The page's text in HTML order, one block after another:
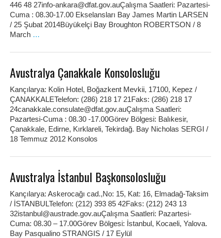
446 48 27info-ankara@dfat.gov.auÇalışma Saatleri: Pazartesi-
Cuma : 08.30-17.00 Ekselansları Bay James Martin LARSEN
/ 25 Şubat 2014Büyükelçi Bay Broughton ROBERTSON / 8
March …
Avustralya Çanakkale Konsolosluğu
Kançılarya: Kolin Hotel, Boğazkent Mevkii, 17100, Kepez /
ÇANAKKALETelefon: (286) 218 17 21Faks: (286) 218 17
24canakkale.consulate@dfat.gov.auÇalışma Saatleri:
Pazartesi-Cuma : 08.30 -17.00Görev Bölgesi: Balıkesir,
Çanakkale, Edirne, Kırklareli, Tekirdağ. Bay Nicholas SERGI /
18 Temmuz 2012 Konsolos
Avustralya İstanbul Başkonsolosluğu
Kançılarya: Askerocağı cad.,No: 15, Kat: 16, Elmadağ-Taksim
/ İSTANBULTelefon: (212) 393 85 42Faks: (212) 243 13
32istanbul@austrade.gov.auÇalışma Saatleri: Pazartesi-
Cuma: 08.30 – 17.00Görev Bölgesi: İstanbul, Kocaeli, Yalova.
Bay Pasqualino STRANGIS / 17 Eylül